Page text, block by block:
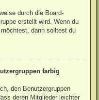
durch die Board-
erstellt wird. Wenn du
dann solltest du
farbig
den Benutzergruppen
deren Mitglieder leichter